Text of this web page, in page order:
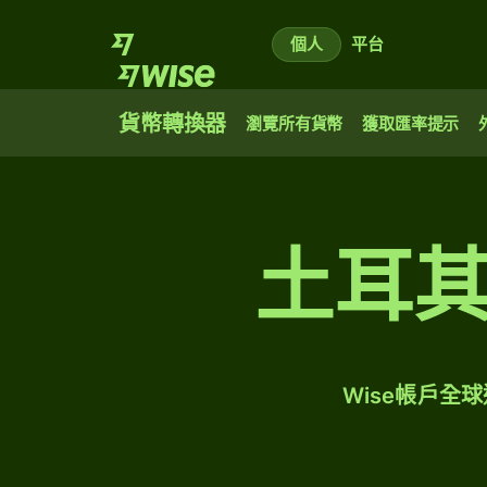
個人 平台
貨幣轉換器 瀏覽所有貨幣 獲取匯率提示
土耳
Wise帳戶全球